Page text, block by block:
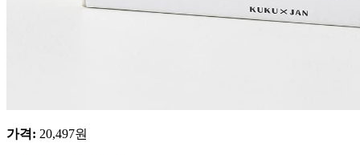
가격: 20,497원